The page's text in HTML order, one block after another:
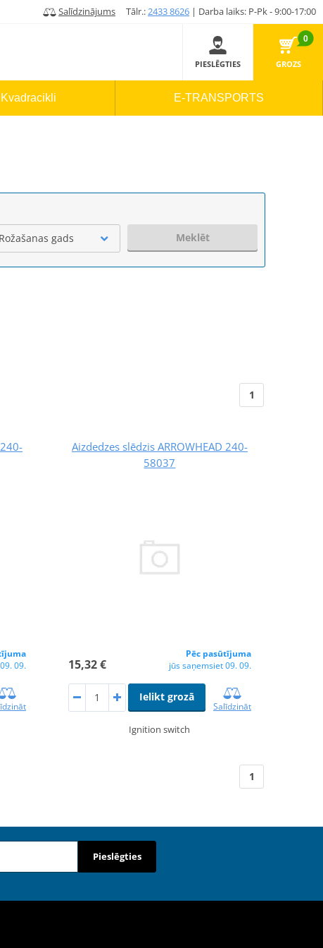
Salīdzinājums Tālr.:2433 8626 | Darba laiks: P-Pk - 9:00-17:00
PIESLĒGTIES
0
GROZS
Kvadracikli E-TRANSPORTS
Rožašanas gads Meklēt
1
09.
Aizdedzes slēdzis ARROWHEAD 240-
58037
15,32 €
Pēc pasūtījuma
jūs saņemsiet 09. 09.
Ielikt grozā
Salīdzināt
Ignition switch
1
Pieslēgties